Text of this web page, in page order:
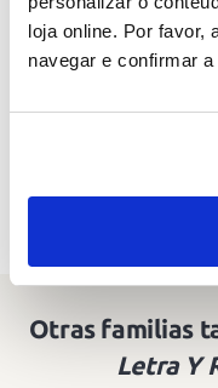
loja online. Por favor,
navegar e confirmar
formas atractivas
os mais pequenos.
a
Otras familias
Letra Y